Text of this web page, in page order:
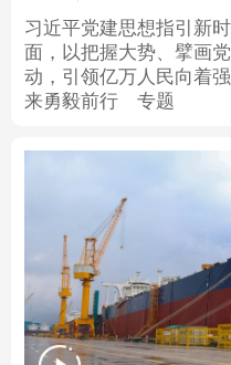
彩票 娱乐
公益 一带一路
地方频道
北京 天津
辽宁 吉林
习近平党建思想指引新
面，以把握大势、擘画
动，引领亿万人民向着
来勇毅前行
专题